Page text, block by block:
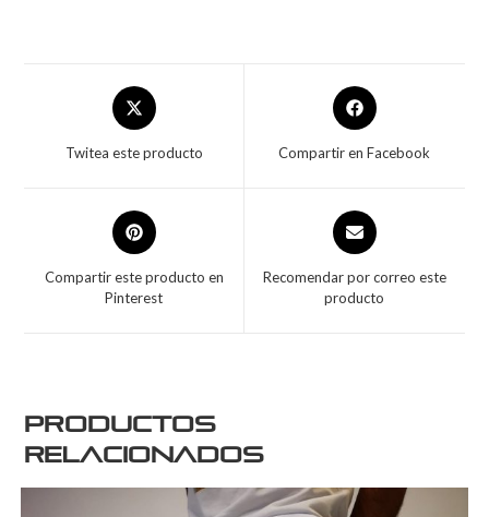
Twitea este producto Compartir en Facebook
Compartir este producto en
Pinterest
Recomendar por correo este
producto
Productos
relacionados